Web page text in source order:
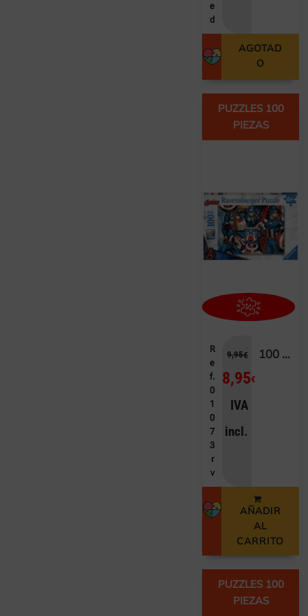
e
d
AGOTAD
O
PUZZLES 100
PIEZAS
R
e
f.
0
1
0
7
3
r
v
9,95€
8,95€
IVA
incl.
100 CAPITÁN AMÉRICA
AÑADIR
AL
CARRITO
PUZZLES 100
PIEZAS